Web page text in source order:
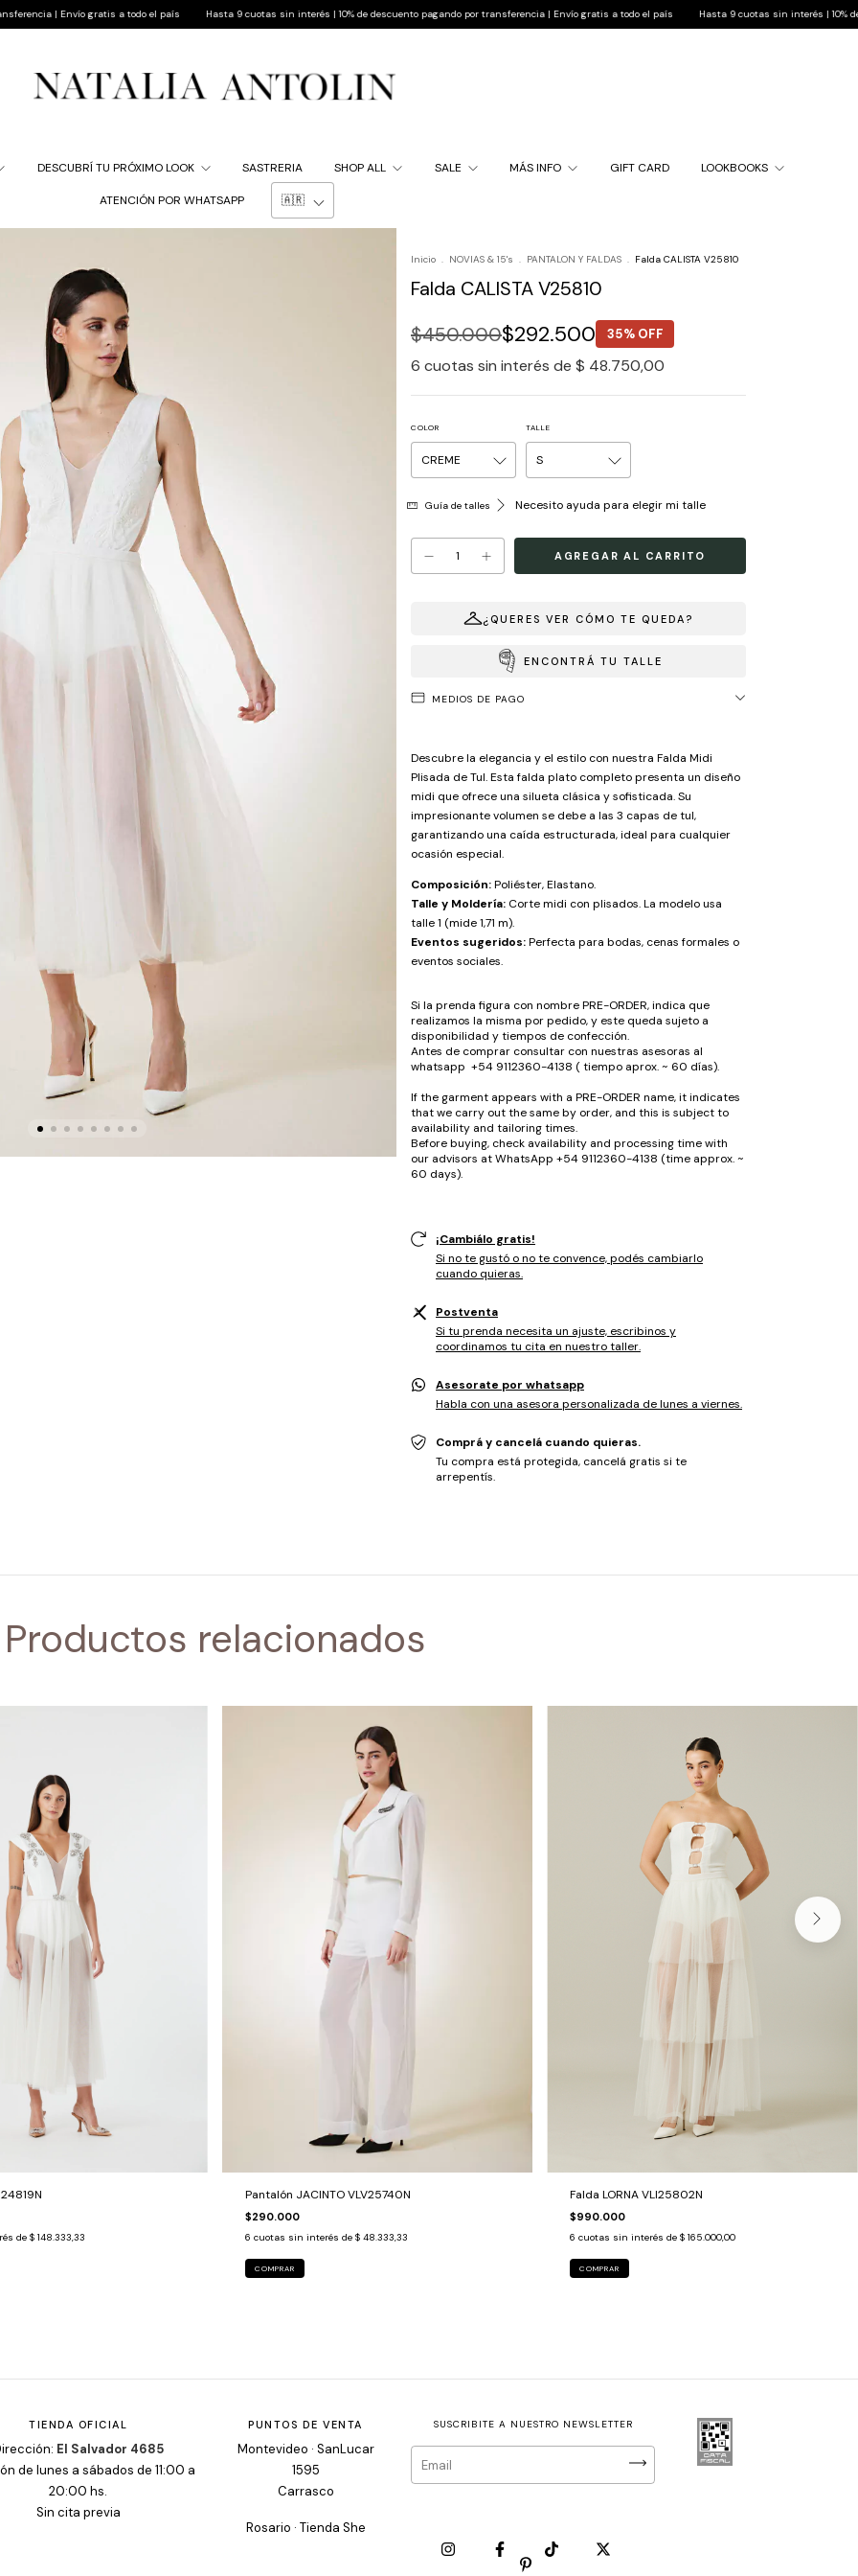
gratis a todo el país Hasta 9 cuotas sin interés | 10% de descuento pagando por transferencia | Envío gratis a todo el país Hasta 9 cuotas sin interés | 10% de
DESCUBRÍ TU PRÓXIMO LOOK SASTRERIA SHOP ALL SALE MÁS INFO GIFT CARD LOOKBOOKS
ATENCIÓN POR WHATSAPP
Inicio . NOVIAS & 15's . PANTALON Y FALDAS . Falda CALISTA V25810
Falda CALISTA V25810
$450.000$292.500 35% OFF
6 cuotas sin interés de $ 48.750,00
COLOR TALLE
Guía de talles Necesito ayuda para elegir mi talle
¿QUERES VER CÓMO TE QUEDA?
ENCONTRÁ TU TALLE
MEDIOS DE PAGO
Descubre la elegancia y el estilo con nuestra Falda Midi
Plisada de Tul. Esta falda plato completo presenta un diseño
midi que ofrece una silueta clásica y sofisticada. Su
impresionante volumen se debe a las 3 capas de tul,
garantizando una caída estructurada, ideal para cualquier
ocasión especial.
Composición:Poliéster, Elastano.
Talle y Moldería: Corte midi con plisados. La modelo usa
talle 1 (mide 1,71 m).
Eventos sugeridos:Perfecta para bodas, cenas formales o
eventos sociales.
Si la prenda figura con nombre PRE-ORDER, indica que
realizamos la misma por pedido, y este queda sujeto a
disponibilidad y tiempos de confección.
Antes de comprar consultar con nuestras asesoras al
whatsapp +54 9112360-4138 ( tiempo aprox. ~ 60 días).
If the garment appears with a PRE-ORDER name, it indicates
that we carry out the same by order, and this is subject to
availability and tailoring times.
Before buying, check availability and processing time with
our advisors at WhatsApp +54 9112360-4138 (time approx. ~
60 days).
¡Cambiálo gratis!
Si no te gustó o no te convence, podés cambiarlo
cuando quieras.
Postventa
Si tu prenda necesita un ajuste, escribinos y
coordinamos tu cita en nuestro taller.
Asesorate por whatsapp
Habla con una asesora personalizada de lunes a viernes.
Comprá y cancelá cuando quieras.
Tu compra está protegida, cancelá gratis si te
arrepentís.
Productos relacionados
de $ 148.333,33
Pantalón JACINTO VLV25740N
$290.000
6 cuotas sin interés de $ 48.333,33
COMPRAR
Falda LORNA VLI25802N
$990.000
6 cuotas sin interés de$ 165.000,00
COMPRAR
TIENDA OFICIAL
El Salvador 4685
de lunes a sábados de 11:00 a
20:00 hs.
Sin cita previa
PUNTOS DE VENTA
Montevideo · SanLucar
1595
Carrasco
Rosario · Tienda She
SUSCRIBITE A NUESTRO NEWSLETTER